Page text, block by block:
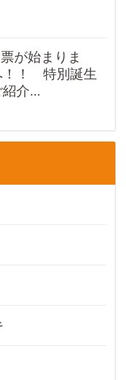
が始まりま
！！ 特別誕生
介...